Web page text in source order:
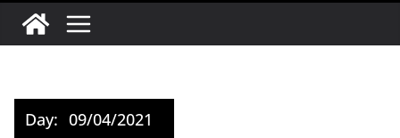
Day: 09/04/2021